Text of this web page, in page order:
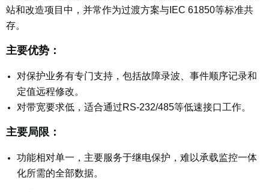
站和改造项目中，并常作为过渡方案与IEC 61850等标准共
存。
主要优势：
对保护业务有专门支持，包括故障录波、事件顺序记录和
定值远程修改。
对带宽要求低，适合通过RS-232/485等低速接口工作。
主要局限：
功能相对单一，主要服务于继电保护，难以承载监控一体
化所需的全部数据。